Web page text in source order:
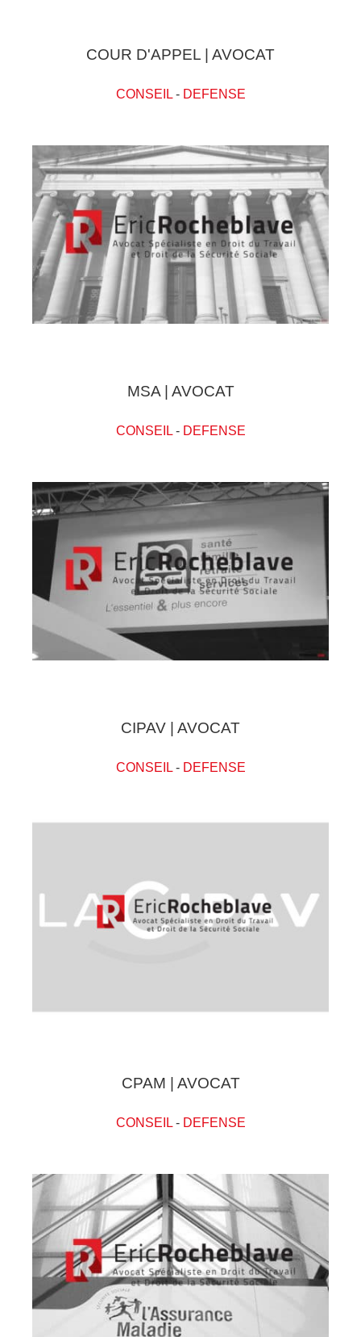
COUR D'APPEL | AVOCAT
CONSEIL- DEFENSE
MSA | AVOCAT
CONSEIL- DEFENSE
CIPAV | AVOCAT
CONSEIL- DEFENSE
CPAM | AVOCAT
CONSEIL- DEFENSE